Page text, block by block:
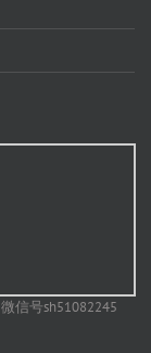
微信号sh51082245